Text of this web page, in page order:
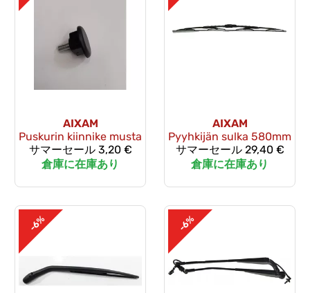
AIXAM
Puskurin kiinnike musta
サマーセール3,20 €
倉庫に在庫あり
AIXAM
Pyyhkijän sulka 580mm
サマーセール29,40 €
倉庫に在庫あり
-6% -6%